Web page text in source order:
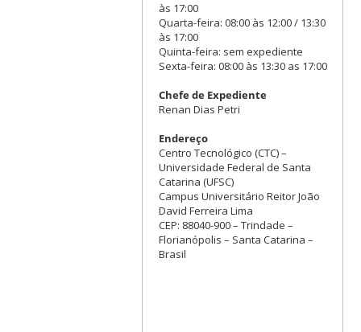
às 17:00
Quarta-feira: 08:00 às 12:00 / 13:30
às 17:00
Quinta-feira: sem expediente
Sexta-feira: 08:00 às 13:30 as 17:00
Chefe de Expediente
Renan Dias Petri
Endereço
Centro Tecnológico (CTC) –
Universidade Federal de Santa
Catarina (UFSC)
Campus Universitário Reitor João
David Ferreira Lima
CEP: 88040-900 – Trindade –
Florianópolis – Santa Catarina –
Brasil